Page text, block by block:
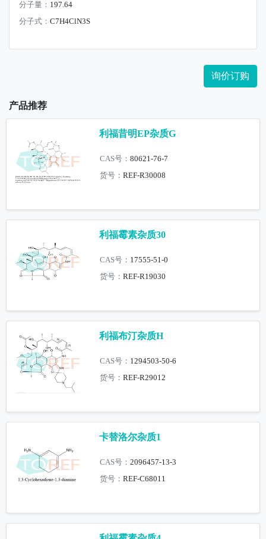
分子量： 197.64
分子式： C7H4ClN3S
询价订购
产品推荐
利福昔明EP杂质G
CAS号：80621-76-7
货号：REF-R30008
利福霉素杂质30
CAS号： 17555-51-0
货号：REF-R19030
利福布汀杂质H
CAS号： 1294503-50-6
货号：REF-R29012
卡替洛尔杂质1
CAS号：2096457-13-3
货号：REF-C68011